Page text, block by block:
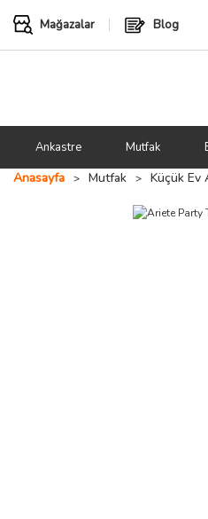
Mağazalar Blog
Ankastre Mutfak
Anasayfa
Mutfak Küçük Ev